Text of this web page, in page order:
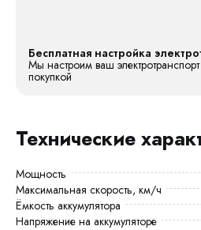
Бесплатная настройка
Мы настроим ваш
покупкой
Технические
Мощность
Максимальная скорость, км/ч
Ёмкость аккумулятора
Напряжение на аккумуляторе